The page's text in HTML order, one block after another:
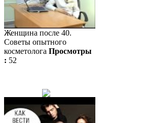
Женщина после 40.
Советы опытного
косметолога Просмотры
: 52